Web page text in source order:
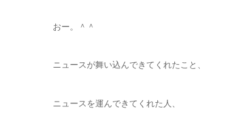
おー。＾＾
ニュースが舞い込んできてくれたこと、
ニュースを運んできてくれた人、